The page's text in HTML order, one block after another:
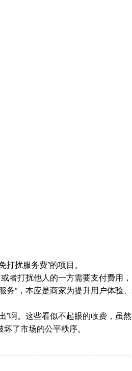
扰服务费”的项目。
者打扰他人的一方需要支付费用
”，本应是商家为提升用户体验
啊。这些看似不起眼的收费，虽
了市场的公平秩序。